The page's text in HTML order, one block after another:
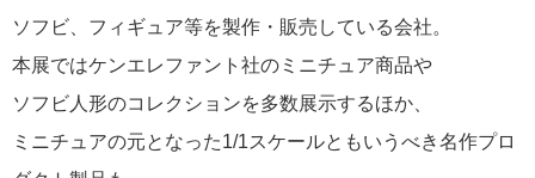
ソフビ、フィギュア等を製作・販売している会社。
本展ではケンエレファント社のミニチュア商品や
ソフビ人形のコレクションを多数展示するほか、
ミニチュアの元となった1/1スケールともいうべき名作プロ